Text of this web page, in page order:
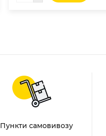
Пункти самовивозу